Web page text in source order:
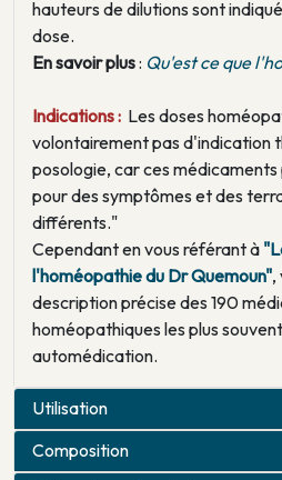
hauteurs de dilutions sont
dose.
En savoir plus: Qu'est ce que
Indications : Les doses
volontairement pas d'indication
posologie, car ces
pour des symptômes et des
différents."
Cependant en vous référant à
l'homéopathie du Dr Quemoun",
description précise des 190
homéopathiques les plus
automédication.
Utilisation
Composition